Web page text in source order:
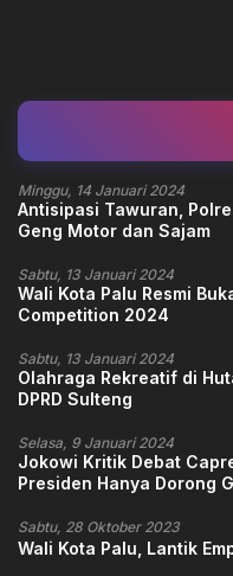
Minggu, 14 Januari 2024
Antisipasi Tawuran,
Geng Motor dan Sajam
Sabtu, 13 Januari 2024
Wali Kota Palu Resmi
Competition 2024
Sabtu, 13 Januari 2024
Olahraga Rekreatif di
DPRD Sulteng
Selasa, 9 Januari 2024
Jokowi Kritik Debat
Presiden Hanya Dorong
Sabtu, 28 Oktober 2023
Wali Kota Palu, Lantik